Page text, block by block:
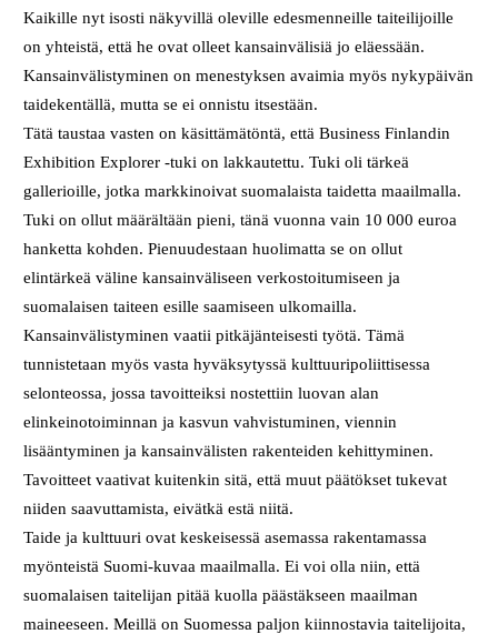
Kaikille nyt isosti näkyvillä oleville edesmenneille taiteilijoille
on yhteistä, että he ovat olleet kansainvälisiä jo eläessään.
Kansainvälistyminen on menestyksen avaimia myös nykypäivän
taidekentällä, mutta se ei onnistu itsestään.
Tätä taustaa vasten on käsittämätöntä, että Business Finlandin
Exhibition Explorer -tuki on lakkautettu. Tuki oli tärkeä
gallerioille, jotka markkinoivat suomalaista taidetta maailmalla.
Tuki on ollut määrältään pieni, tänä vuonna vain 10 000 euroa
hanketta kohden. Pienuudestaan huolimatta se on ollut
elintärkeä väline kansainväliseen verkostoitumiseen ja
suomalaisen taiteen esille saamiseen ulkomailla.
Kansainvälistyminen vaatii pitkäjänteisesti työtä. Tämä
tunnistetaan myös vasta hyväksytyssä kulttuuripoliittisessa
selonteossa, jossa tavoitteiksi nostettiin luovan alan
elinkeinotoiminnan ja kasvun vahvistuminen, viennin
lisääntyminen ja kansainvälisten rakenteiden kehittyminen.
Tavoitteet vaativat kuitenkin sitä, että muut päätökset tukevat
niiden saavuttamista, eivätkä estä niitä.
Taide ja kulttuuri ovat keskeisessä asemassa rakentamassa
myönteistä Suomi-kuvaa maailmalla. Ei voi olla niin, että
suomalaisen taitelijan pitää kuolla päästäkseen maailman
maineeseen. Meillä on Suomessa paljon kiinnostavia taitelijoita,